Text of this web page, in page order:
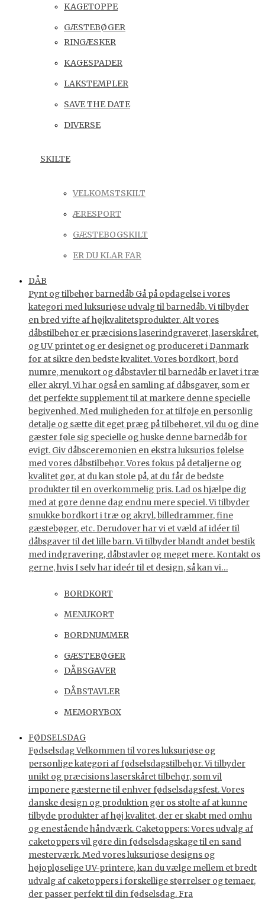
KAGETOPPE
GÆSTEBØGER
RINGÆSKER
KAGESPADER
LAKSTEMPLER
SAVE THE DATE
DIVERSE
SKILTE
VELKOMSTSKILT
ÆRESPORT
GÆSTEBOGSKILT
ER DU KLAR FAR
DÅB
Pynt og tilbehør barnedåb Gå på opdagelse i vores
kategori med luksuriøse udvalg til barnedåb. Vi tilbyder
en bred vifte af højkvalitetsprodukter. Alt vores
dåbstilbehør er præcisions laserindgraveret, laserskåret,
og UV printet og er designet og produceret i Danmark
for at sikre den bedste kvalitet. Vores bordkort, bord
numre, menukort og dåbstavler til barnedåb er lavet i træ
eller akryl. Vi har også en samling af dåbsgaver, som er
det perfekte supplement til at markere denne specielle
begivenhed. Med muligheden for at tilføje en personlig
detalje og sætte dit eget præg på tilbehøret, vil du og dine
gæster føle sig specielle og huske denne barnedåb for
evigt. Giv dåbsceremonien en ekstra luksuriøs følelse
med vores dåbstilbehør. Vores fokus på detaljerne og
kvalitet gør, at du kan stole på, at du får de bedste
produkter til en overkommelig pris. Lad os hjælpe dig
med at gøre denne dag endnu mere speciel. Vi tilbyder
smukke bordkort i træ og akryl, billedrammer, fine
gæstebøger, etc. Derudover har vi et væld af idéer til
dåbsgaver til det lille barn. Vi tilbyder blandt andet bestik
med indgravering, dåbstavler og meget mere. Kontakt os
gerne, hvis I selv har ideér til et design, så kan vi…
BORDKORT
MENUKORT
BORDNUMMER
GÆSTEBØGER
DÅBSGAVER
DÅBSTAVLER
MEMORYBOX
FØDSELSDAG
Fødselsdag Velkommen til vores luksuriøse og
personlige kategori af fødselsdagstilbehør. Vi tilbyder
unikt og præcisions laserskåret tilbehør, som vil
imponere gæsterne til enhver fødselsdagsfest. Vores
danske design og produktion gør os stolte af at kunne
tilbyde produkter af høj kvalitet, der er skabt med omhu
og enestående håndværk. Caketoppers: Vores udvalg af
caketoppers vil gøre din fødselsdagskage til en sand
mesterværk. Med vores luksuriøse designs og
højopløselige UV-printere, kan du vælge mellem et bredt
udvalg af caketoppers i forskellige størrelser og temaer,
der passer perfekt til din fødselsdag. Fra